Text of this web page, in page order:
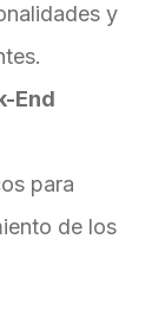
y
End
para
de los